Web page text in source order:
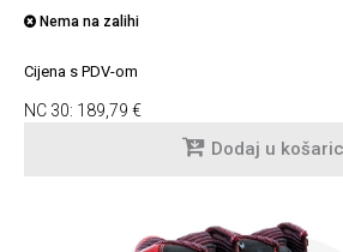
Nema na zalihi
Cijena s PDV-om
NC 30: 189,79 €
Dodaj u